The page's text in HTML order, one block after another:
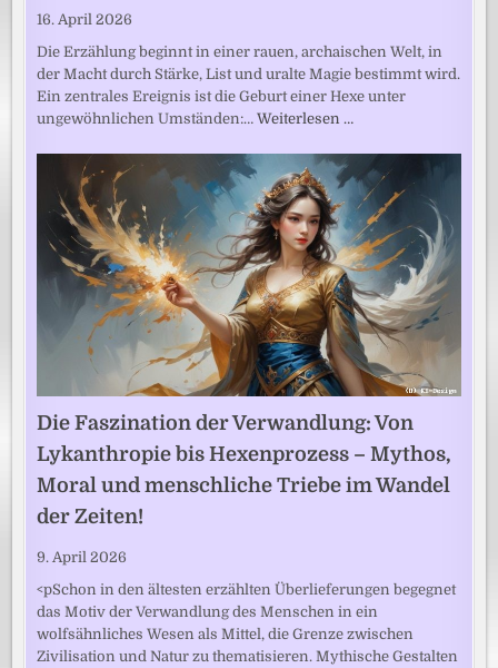
16. April 2026
Die Erzählung beginnt in einer rauen, archaischen Welt, in
der Macht durch Stärke, List und uralte Magie bestimmt wird.
Ein zentrales Ereignis ist die Geburt einer Hexe unter
ungewöhnlichen Umständen:…Weiterlesen …
Die Faszination der Verwandlung: Von
Lykanthropie bis Hexenprozess – Mythos,
Moral und menschliche Triebe im Wandel
der Zeiten!
9. April 2026
<pSchon in den ältesten erzählten Überlieferungen begegnet
das Motiv der Verwandlung des Menschen in ein
wolfsähnliches Wesen als Mittel, die Grenze zwischen
Zivilisation und Natur zu thematisieren. Mythische Gestalten